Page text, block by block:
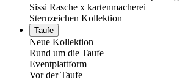
Sissi Rasche x kartenmacherei
Sternzeichen Kollektion
Taufe
Neue Kollektion
Rund um die Taufe
Eventplattform
Vor der Taufe